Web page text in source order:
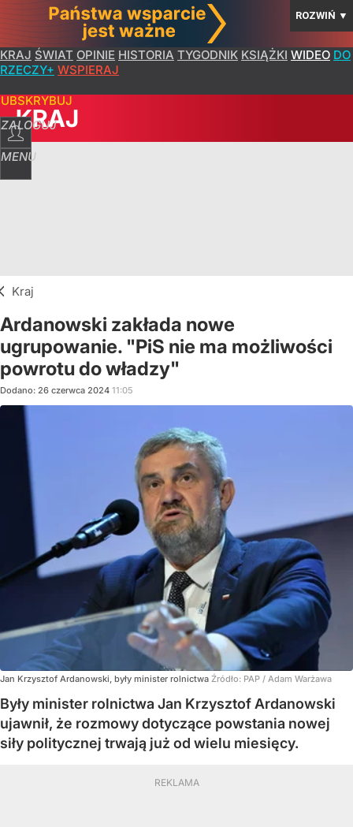
ROZWIŃ ▼
KRAJ ŚWIAT OPINIE HISTORIA TYGODNIK KSIĄŻKI WIDEO DO
RZECZY+ WSPIERAJ
ZALOGUJ
MENU
KRAJ
Kraj
Ardanowski zakłada nowe
ugrupowanie. "PiS nie ma możliwości
powrotu do władzy"
Dodano: 26 czerwca 2024 11:05
Jan Krzysztof Ardanowski, były minister rolnictwa Źródło: PAP / Adam Warżawa
Były minister rolnictwa Jan Krzysztof Ardanowski
ujawnił, że rozmowy dotyczące powstania nowej
siły politycznej trwają już od wielu miesięcy.